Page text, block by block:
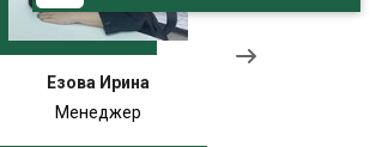
Езова Ирина
Менеджер